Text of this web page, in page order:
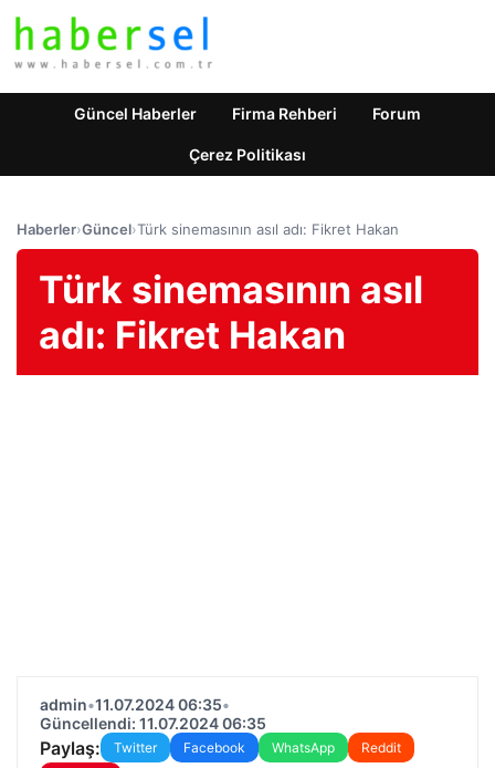
Güncel Haberler Firma Rehberi Forum
Çerez Politikası
Haberler›Güncel›Türk sinemasının asıl adı: Fikret Hakan
Türk sinemasının asıl
adı: Fikret Hakan
admin•11.07.2024 06:35•
Güncellendi: 11.07.2024 06:35
Paylaş: Twitter Facebook WhatsApp
Reddit